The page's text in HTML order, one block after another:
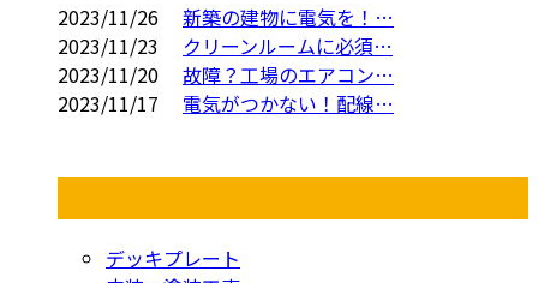
2023/11/26
新築の建物に電気を！…
2023/11/23
クリーンルームに必須…
2023/11/20
故障？工場のエアコン…
2023/11/17
電気がつかない！配線…
デッキプレート